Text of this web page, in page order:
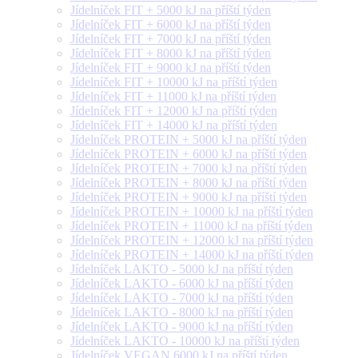
Jídelníček FIT + 5000 kJ na příští týden
Jídelníček FIT + 6000 kJ na příští týden
Jídelníček FIT + 7000 kJ na příští týden
Jídelníček FIT + 8000 kJ na příští týden
Jídelníček FIT + 9000 kJ na příští týden
Jídelníček FIT + 10000 kJ na příští týden
Jídelníček FIT + 11000 kJ na příští týden
Jídelníček FIT + 12000 kJ na příští týden
Jídelníček FIT + 14000 kJ na příští týden
Jídelníček PROTEIN + 5000 kJ na příští týden
Jídelníček PROTEIN + 6000 kJ na příští týden
Jídelníček PROTEIN + 7000 kJ na příští týden
Jídelníček PROTEIN + 8000 kJ na příští týden
Jídelníček PROTEIN + 9000 kJ na příští týden
Jídelníček PROTEIN + 10000 kJ na příští týden
Jídelníček PROTEIN + 11000 kJ na příští týden
Jídelníček PROTEIN + 12000 kJ na příští týden
Jídelníček PROTEIN + 14000 kJ na příští týden
Jídelníček LAKTO - 5000 kJ na příští týden
Jídelníček LAKTO - 6000 kJ na příští týden
Jídelníček LAKTO - 7000 kJ na příští týden
Jídelníček LAKTO - 8000 kJ na příští týden
Jídelníček LAKTO - 9000 kJ na příští týden
Jídelníček LAKTO - 10000 kJ na příští týden
Jídelníček VEGAN 6000 kJ na příští týden